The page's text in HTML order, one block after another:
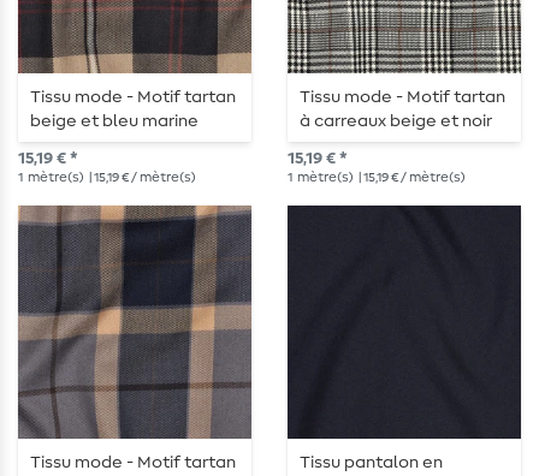
Tissu mode - Motif tartan
beige et bleu marine
15,19 € *
1 mètre(s) | 15,19 € / mètre(s)
Tissu mode - Motif tartan
à carreaux beige et noir
15,19 € *
1 mètre(s) | 15,19 € / mètre(s)
Tissu mode - Motif tartan
Tissu pantalon en